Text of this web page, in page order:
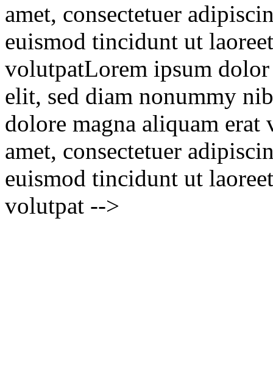
amet, consectetuer
euismod tincidunt ut
volutpatLorem ipsum
elit, sed diam nonummy
dolore magna aliquam
amet, consectetuer
euismod tincidunt ut
volutpat -->